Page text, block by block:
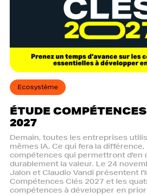
Ecosystème
ÉTUDE
2027
Demain, toutes les entreprises
mêmes IA. Ce qui fera la
compétences qui permettront d'en
durablement la valeur. Le 24
Jalon et Claudio Vandi présentent
Compétences Clés 2027 et les
compétences à développer en